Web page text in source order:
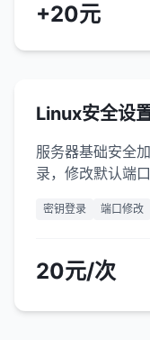
+20元
Linux安全设
服务器基础安全
录，修改默认端
密钥登录 端口修改
20元/次